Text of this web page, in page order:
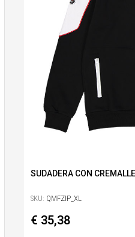
SUDADERA CON
SKU: QMFZIP_XL
€ 35,38